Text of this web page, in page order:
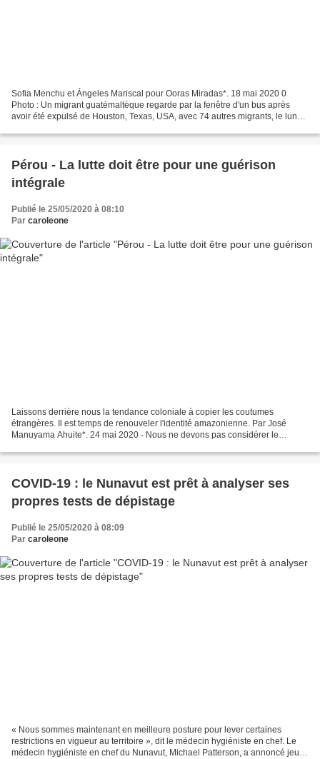
Sofia Menchu et Ángeles Mariscal pour Ooras Miradas*. 18 mai 2020 0
Photo : Un migrant guatémaltèque regarde par la fenêtre d'un bus après
avoir été expulsé de Houston, Texas, USA, avec 74 autres migrants, le lundi
Pérou - La lutte doit être pour une guérison
intégrale
Publié le 25/05/2020 à 08:10
Par caroleone
Laissons derrière nous la tendance coloniale à copier les coutumes
étrangères. Il est temps de renouveler l'identité amazonienne. Par José
Manuyama Ahuite*. 24 mai 2020 - Nous ne devons pas considérer le
COVID-19 : le Nunavut est prêt à analyser ses
propres tests de dépistage
Publié le 25/05/2020 à 08:09
Par caroleone
« Nous sommes maintenant en meilleure posture pour lever certaines
restrictions en vigueur au territoire », dit le médecin hygiéniste en chef. Le
médecin hygiéniste en chef du Nunavut, Michael Patterson, a annoncé jeudi